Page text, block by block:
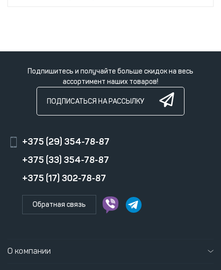
Подпишитесь и получайте больше скидок на весь
ассортимент наших товаров!
ПОДПИСАТЬСЯ НА РАССЫЛКУ
+375 (29) 354-78-87
+375 (33) 354-78-87
+375 (17) 302-78-87
Обратная связь
О компании